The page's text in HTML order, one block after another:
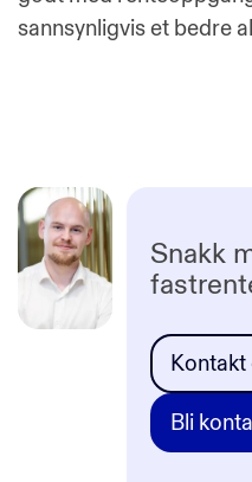
sannsynligvis et bedre
Snakk
Kontakt
Bli